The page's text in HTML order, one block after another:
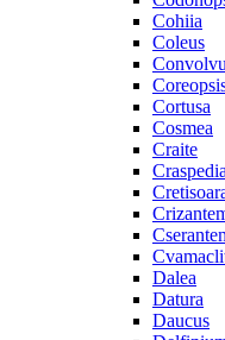
Cohiia
Coleus
Cortusa
Cosmea
Craite
Craspedia
Dalea
Datura
Daucus